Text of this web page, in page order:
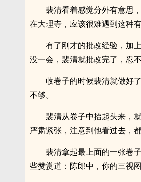
裴清看着感觉分外有意思
在大理寺，应该很难遇到这种有
有了刚才的批改经验，加
没一会，裴清就批改完了，忍不
收卷子的时候裴清就做好
不够。
裴清从卷子中抬起头来，
严肃紧张，注意到他看过去，
裴清拿起最上面的一张卷
些赞赏道：陈郎中，你的三视图